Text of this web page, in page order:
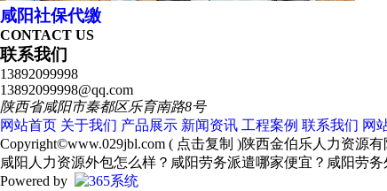
咸阳社保代缴
CONTACT US
联系我们
13892099998
13892099998@qq.com
陕西省咸阳市秦都区乐育南路8号
网站首页 关于我们 产品展示 新闻资讯 工程案例 联系我们 网
Copyright©www.029jbl.com ( 点击复制 )陕西金伯乐人力资源有
咸阳人力资源外包怎么样？咸阳劳务派遣哪家便宜？咸阳劳
Powered by